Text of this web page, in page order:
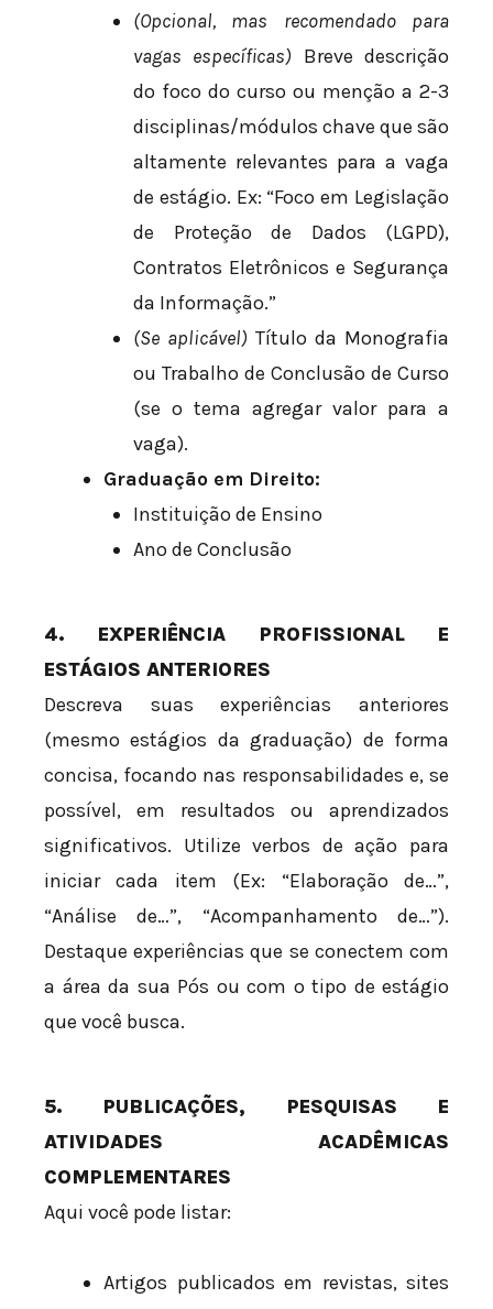
(Opcional, mas recomendado para
vagas específicas) Breve descrição
do foco do curso ou menção a 2-3
disciplinas/módulos chave que são
altamente relevantes para a vaga
de estágio. Ex: “Foco em Legislação
de Proteção de Dados (LGPD),
Contratos Eletrônicos e Segurança
da Informação.”
(Se aplicável) Título da Monografia
ou Trabalho de Conclusão de Curso
(se o tema agregar valor para a
vaga).
Graduação em Direito:
Instituição de Ensino
Ano de Conclusão
4. EXPERIÊNCIA PROFISSIONAL E
ESTÁGIOS ANTERIORES
Descreva suas experiências anteriores
(mesmo estágios da graduação) de forma
concisa, focando nas responsabilidades e, se
possível, em resultados ou aprendizados
significativos. Utilize verbos de ação para
iniciar cada item (Ex: “Elaboração de…”,
“Análise de…”, “Acompanhamento de…”).
Destaque experiências que se conectem com
a área da sua Pós ou com o tipo de estágio
que você busca.
5. PUBLICAÇÕES, PESQUISAS E
ATIVIDADES ACADÊMICAS
COMPLEMENTARES
Aqui você pode listar:
Artigos publicados em revistas, sites